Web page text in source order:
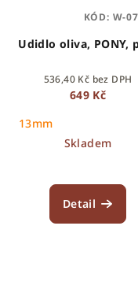
Udidlo oliva, PONY,
536,40 Kč bez DPH
649 Kč
13mm
Skladem
Detail
KÓD: W-